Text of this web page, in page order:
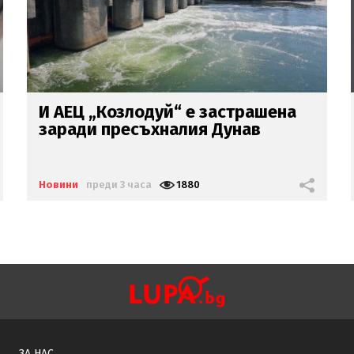
Внимание! Опасни горещини в
цяла България днес
Новини преди 3 часа 1840